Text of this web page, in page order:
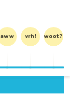
aww vrh! woot?!